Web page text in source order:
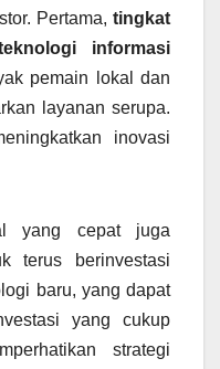
Pertama, tingkat
informasi
pemain lokal dan
layanan serupa.
inovasi
yang cepat juga
terus berinvestasi
baru, yang dapat
yang cukup
strategi